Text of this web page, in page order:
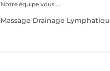
Notre équipe vous ...
Massage Drainage